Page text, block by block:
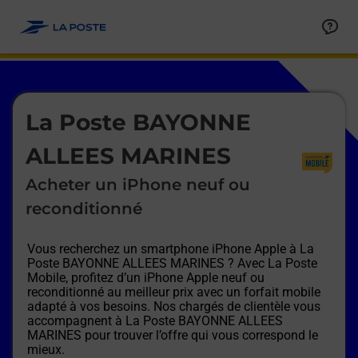
La Poste BAYONNE
ALLEES MARINES
Acheter un iPhone neuf ou
reconditionné
Vous recherchez un smartphone iPhone Apple à La
Poste BAYONNE ALLEES MARINES ? Avec La Poste
Mobile, profitez d’un iPhone Apple neuf ou
reconditionné au meilleur prix avec un forfait mobile
adapté à vos besoins. Nos chargés de clientèle vous
accompagnent à La Poste BAYONNE ALLEES
MARINES pour trouver l’offre qui vous correspond le
mieux.
Le lien s'ouvre dans un nouvel onglet